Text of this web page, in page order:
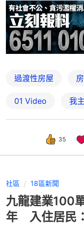
過渡性房屋
01 Video 我
35
社區 18區新聞
九龍建業100
年 入住居民